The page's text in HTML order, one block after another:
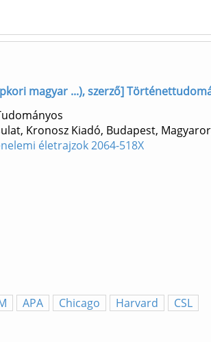
magyar ...), szerző]
Kronosz Kiadó, Budapest,
életrajzok 2064-518X
APA Chicago Harvard CSL